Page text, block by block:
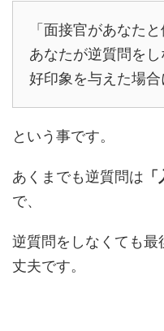
「面接官があなた
あなたが逆質問を
好印象を与えた場合
という事です。
あくまでも逆質問は
で、
逆質問をしなくても
丈夫です。